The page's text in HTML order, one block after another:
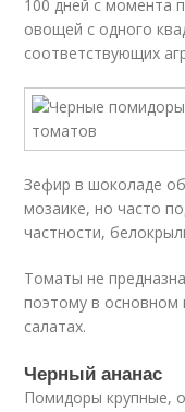
100 дней с момента
овощей с одного
соответствующих
Зефир в шоколаде
мозаике, но часто
частности,
Томаты не
поэтому в основном
салатах.
Черный ананас
Помидоры крупные,